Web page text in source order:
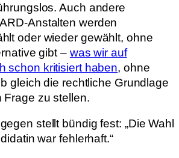
Auch andere
Anstalten werden
oder wieder gewählt, ohne
gibt – was wir auf
schon kritisiert haben, ohne
gleich die rechtliche Grundlage
Frage zu stellen.
stellt bündig fest: „Die Wahl
war fehlerhaft.“